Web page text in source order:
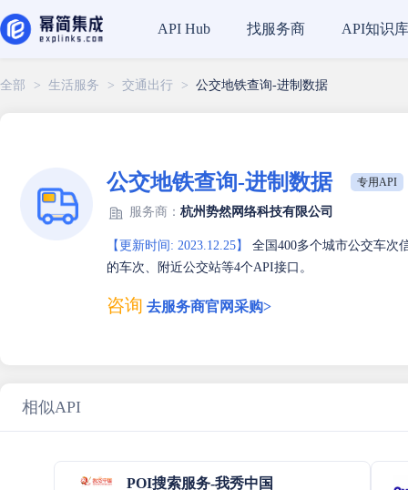
API Hub 找服务商 API知识库
全部 > 生活服务 > 交通出行 > 公交地铁查询-进制数据
公交地铁查询-进制数据 专用API
服务商： 杭州势然网络科技有限公司
【更新时间: 2023.12.25】
全国400多个城市公交车次
的车次、附近公交站等4个API接口。
咨询 去服务商官网采购>
相似API
POI搜索服务-我秀中国